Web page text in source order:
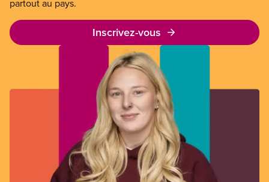
partout au pays.
Inscrivez-vous